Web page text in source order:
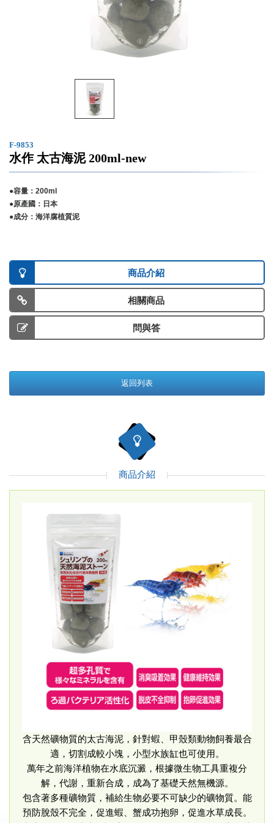
F-9853
水作 太古海泥 200ml-new
●容量：200ml
●原產國：日本
●成分：海洋腐植質泥
商品介紹
相關商品
問與答
返回列表
商品介紹
含天然礦物質的太古海泥，針對蝦、甲殼類動物飼養最合
適，切割成較小塊，小型水族缸也可使用。
萬年之前海洋植物在水底沉澱，根據微生物工具重複分
解，代謝，重新合成，成為了基礎天然無機源。
包含著多種礦物質，補給生物必要不可缺少的礦物質。能
預防脫殼不完全，促進蝦、蟹成功抱卵，促進水草成長。